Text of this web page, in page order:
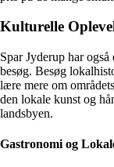
Kulturelle
Spar Jyderup har
besøg. Besøg
lære mere om
den lokale kunst og
landsbyen.
Gastronomi og